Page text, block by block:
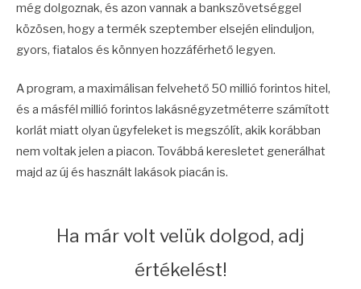
még dolgoznak, és azon vannak a bankszövetséggel
közösen, hogy a termék szeptember elsején elinduljon,
gyors, fiatalos és könnyen hozzáférhető legyen.
A program, a maximálisan felvehető 50 millió forintos hitel,
és a másfél millió forintos lakásnégyzetméterre számított
korlát miatt olyan ügyfeleket is megszólít, akik korábban
nem voltak jelen a piacon. Továbbá keresletet generálhat
majd az új és használt lakások piacán is.
Ha már volt velük dolgod, adj
értékelést!